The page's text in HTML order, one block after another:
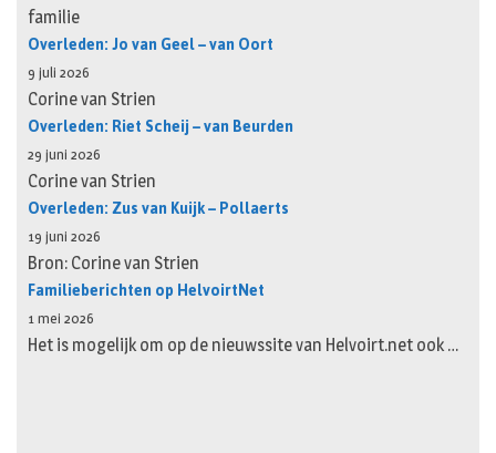
familie
Overleden: Jo van Geel – van Oort
9 juli 2026
Corine van Strien
Overleden: Riet Scheij – van Beurden
29 juni 2026
Corine van Strien
Overleden: Zus van Kuijk – Pollaerts
19 juni 2026
Bron: Corine van Strien
Familieberichten op HelvoirtNet
1 mei 2026
Het is mogelijk om op de nieuwssite van Helvoirt.net ook …